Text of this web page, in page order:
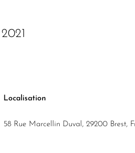
Localisation
58 Rue Marcellin Duval, 29200 Brest,